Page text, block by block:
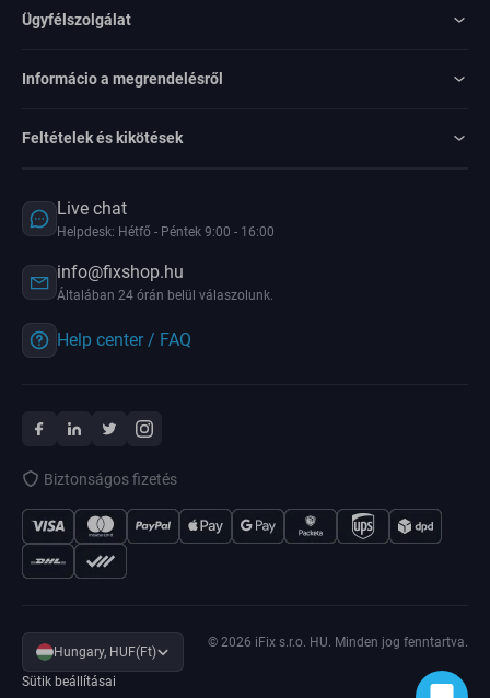
Ügyfélszolgálat
Informácio a megrendelésről
Feltételek és kikötések
Live chat
Helpdesk: Hétfő - Péntek 9:00 - 16:00
info@fixshop.hu
Általában 24 órán belül válaszolunk.
Help center / FAQ
Biztonságos fizetés
Hungary, HUF(Ft)
Sütik beállításai
© 2026 iFix s.r.o. HU. Minden jog fenntartva.